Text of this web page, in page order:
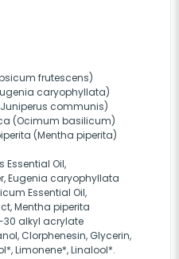
frutescens)
caryophyllata)
communis)
(Ocimum basilicum)
(Mentha piperita)
Oil,
Eugenia caryophyllata
Essential Oil,
Mentha piperita
30 alkyl acrylate
Clorphenesin, Glycerin,
Limonene*, Linalool*.